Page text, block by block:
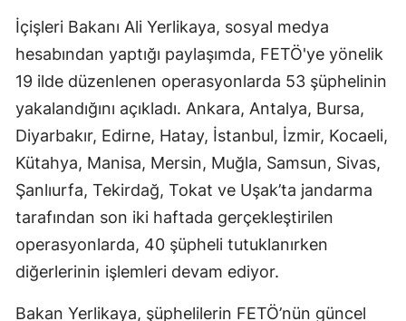
İçişleri Bakanı Ali Yerlikaya, sosyal medya
hesabından yaptığı paylaşımda, FETÖ'ye yönelik
19 ilde düzenlenen operasyonlarda 53 şüphelinin
yakalandığını açıkladı. Ankara, Antalya, Bursa,
Diyarbakır, Edirne, Hatay, İstanbul, İzmir, Kocaeli,
Kütahya, Manisa, Mersin, Muğla, Samsun, Sivas,
Şanlıurfa, Tekirdağ, Tokat ve Uşak’ta jandarma
tarafından son iki haftada gerçekleştirilen
operasyonlarda, 40 şüpheli tutuklanırken
diğerlerinin işlemleri devam ediyor.
Bakan Yerlikaya, şüphelilerin FETÖ’nün güncel